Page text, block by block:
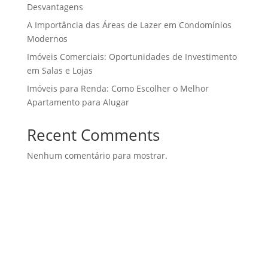
Desvantagens
A Importância das Áreas de Lazer em Condomínios
Modernos
Imóveis Comerciais: Oportunidades de Investimento
em Salas e Lojas
Imóveis para Renda: Como Escolher o Melhor
Apartamento para Alugar
Recent Comments
Nenhum comentário para mostrar.